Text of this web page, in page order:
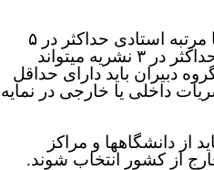
نشریه و با مرتبه دانشیاری حداکثر در ۳ نشریه می­تواند
دبیران باید دارای حداقل
داخلی یا خارجی در نمایه
از دانشگاه­ها و مراکز
از کشور انتخاب شوند.